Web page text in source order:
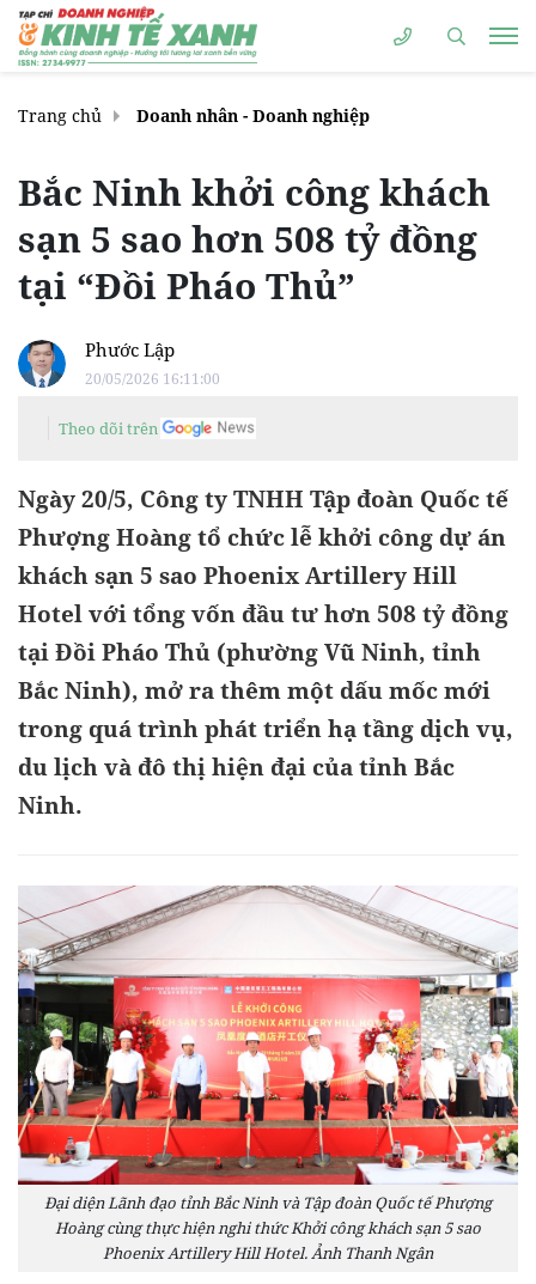
Trang chủ Doanh nhân - Doanh nghiệp
Bắc Ninh khởi công khách
sạn 5 sao hơn 508 tỷ đồng
tại “Đồi Pháo Thủ”
Phước Lập
20/05/2026 16:11:00
Theo dõi trên
Ngày 20/5, Công ty TNHH Tập đoàn Quốc tế
Phượng Hoàng tổ chức lễ khởi công dự án
khách sạn 5 sao Phoenix Artillery Hill
Hotel với tổng vốn đầu tư hơn 508 tỷ đồng
tại Đồi Pháo Thủ (phường Vũ Ninh, tỉnh
Bắc Ninh), mở ra thêm một dấu mốc mới
trong quá trình phát triển hạ tầng dịch vụ,
du lịch và đô thị hiện đại của tỉnh Bắc
Ninh.
Đại diện Lãnh đạo tỉnh Bắc Ninh và Tập đoàn Quốc tế Phượng
Hoàng cùng thực hiện nghi thức Khởi công khách sạn 5 sao
Phoenix Artillery Hill Hotel. Ảnh Thanh Ngân